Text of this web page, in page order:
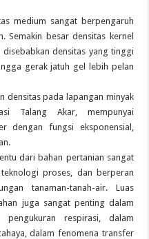
medium sangat berpengaruh
Semakin besar densitas kernel
disebabkan densitas yang tinggi
gerak jatuh gel lebih pelan
densitas pada lapangan minyak
Talang Akar, mempunyai
dengan fungsi eksponensial,
dari bahan pertanian sangat
proses, dan berperan
tanaman-tanah-air. Luas
juga sangat penting dalam
respirasi, dalam
dalam fenomena transfer